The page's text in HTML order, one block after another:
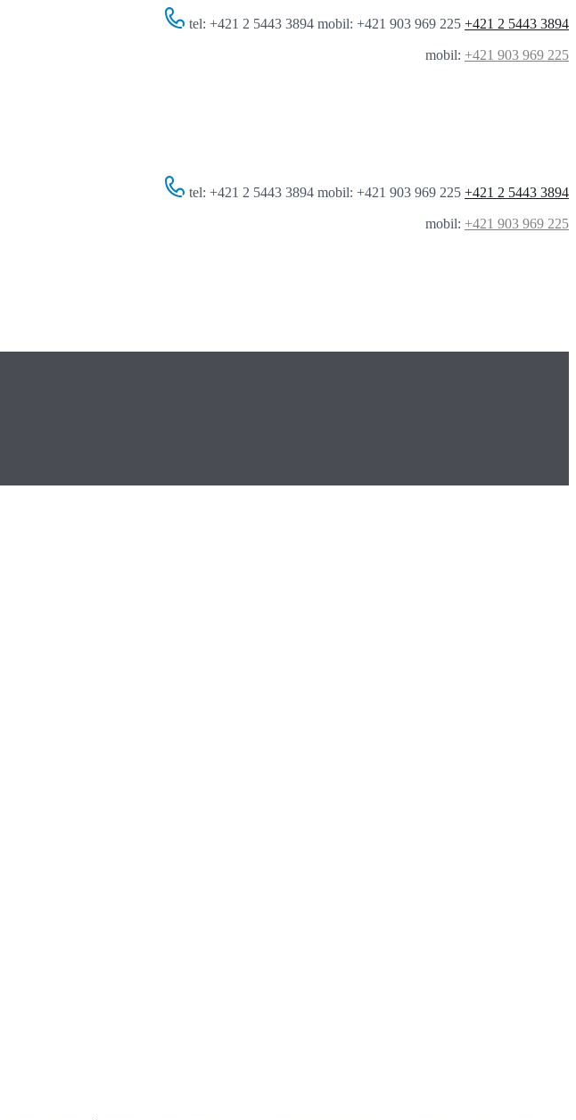
tel: +421 2 5443 3894 mobil: +421 903 969 225 +421 2 5443 3894
mobil: +421 903 969 225
tel: +421 2 5443 3894 mobil: +421 903 969 225 +421 2 5443 3894
mobil: +421 903 969 225